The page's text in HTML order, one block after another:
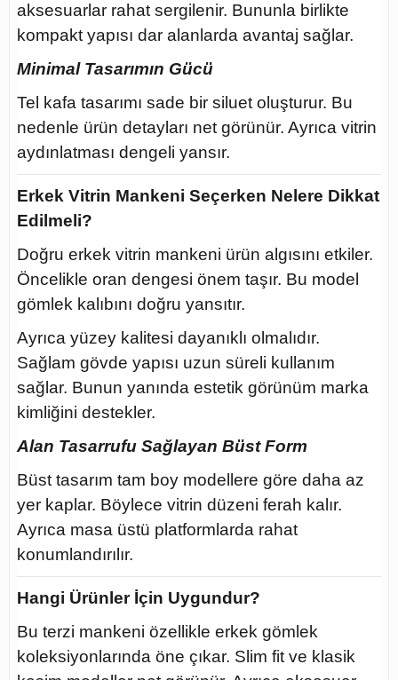
aksesuarlar rahat sergilenir. Bununla birlikte
kompakt yapısı dar alanlarda avantaj sağlar.
Minimal Tasarımın Gücü
Tel kafa tasarımı sade bir siluet oluşturur. Bu
nedenle ürün detayları net görünür. Ayrıca vitrin
aydınlatması dengeli yansır.
Erkek Vitrin Mankeni Seçerken Nelere Dikkat
Edilmeli?
Doğru erkek vitrin mankeni ürün algısını etkiler.
Öncelikle oran dengesi önem taşır. Bu model
gömlek kalıbını doğru yansıtır.
Ayrıca yüzey kalitesi dayanıklı olmalıdır.
Sağlam gövde yapısı uzun süreli kullanım
sağlar. Bunun yanında estetik görünüm marka
kimliğini destekler.
Alan Tasarrufu Sağlayan Büst Form
Büst tasarım tam boy modellere göre daha az
yer kaplar. Böylece vitrin düzeni ferah kalır.
Ayrıca masa üstü platformlarda rahat
konumlandırılır.
Hangi Ürünler İçin Uygundur?
Bu terzi mankeni özellikle erkek gömlek
koleksiyonlarında öne çıkar. Slim fit ve klasik